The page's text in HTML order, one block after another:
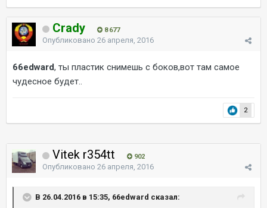
Crady 8 677
Опубликовано 26 апреля, 2016
66edward, ты пластик снимешь с боков,вот там самое
чудесное будет..
2
Vitek r354tt 902
Опубликовано 26 апреля, 2016
В 26.04.2016 в 15:35, 66edward сказал: